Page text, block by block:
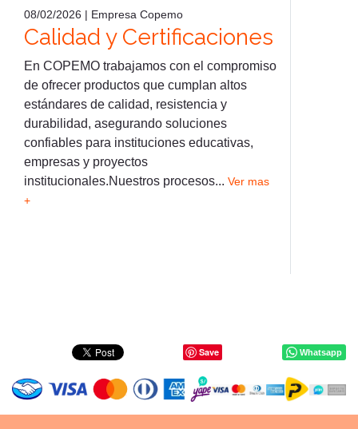
08/02/2026 | Empresa Copemo
Calidad y Certificaciones
En COPEMO trabajamos con el compromiso
de ofrecer productos que cumplan altos
estándares de calidad, resistencia y
durabilidad, asegurando soluciones
confiables para instituciones educativas,
empresas y proyectos
institucionales.Nuestros procesos... Ver mas
+
Save Whatsapp